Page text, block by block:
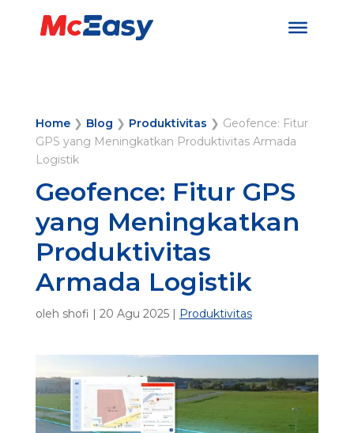
Home❯ Blog ❯ Produktivitas ❯ Geofence: Fitur
GPS yang Meningkatkan Produktivitas Armada
Logistik
Geofence: Fitur GPS
yang Meningkatkan
Produktivitas
Armada Logistik
oleh shofi | 20 Agu 2025| Produktivitas